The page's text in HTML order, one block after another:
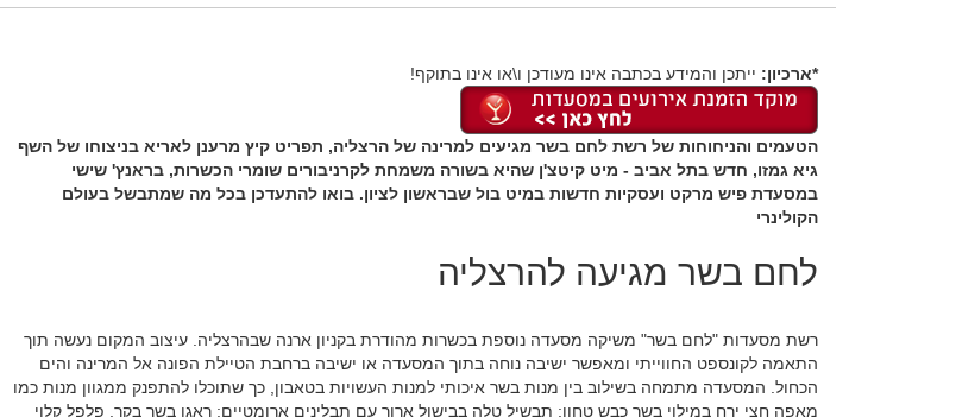
*ארכיון: ייתכן והמידע בכתבה אינו מעודכן ו\או אינו בתוקף!
הטעמים והניחוחות של רשת לחם בשר מגיעים למרינה של הרצליה, תפריט קיץ מרענן לאריא בניצוחו של השף
גיא גמזו, חדש בתל אביב - מיט קיטצ'ן שהיא בשורה משמחת לקרניבורים שומרי הכשרות, בראנץ' שישי
במסעדת פיש מרקט ועסקיות חדשות במיט בול שבראשון לציון. בואו להתעדכן בכל מה שמתבשל בעולם
הקולינרי
לחם בשר מגיעה להרצליה
רשת מסעדות "לחם בשר" משיקה מסעדה נוספת בכשרות מהודרת בקניון ארנה שבהרצליה. עיצוב המקום נעשה תוך
התאמה לקונספט החווייתי ומאפשר ישיבה נוחה בתוך המסעדה או ישיבה ברחבת הטיילת הפונה אל המרינה והים
הכחול. המסעדה מתמחה בשילוב בין מנות בשר איכותי למנות העשויות בטאבון, כך שתוכלו להתפנק ממגוון מנות כמו
מאפה חצי ירח במילוי בשר כבש טחון; תבשיל טלה בבישול ארוך עם תבלינים ארומטיים; ראגו בשר בקר, פלפל קלוי